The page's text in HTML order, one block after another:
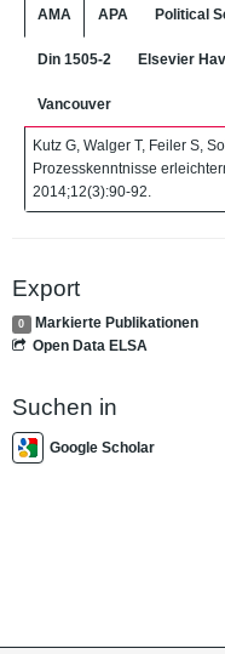
AMA APA Political
Din 1505-2 Elsevier
Vancouver
Kutz G, Walger T, Feiler S,
Prozesskenntnisse
2014;12(3):90-92.
Export
0
Markierte Publikationen
Open Data ELSA
Suchen in
Google Scholar